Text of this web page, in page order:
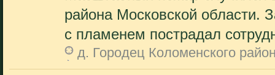
района Московской области.
с пламенем пострадал
д. Городец Коломенского